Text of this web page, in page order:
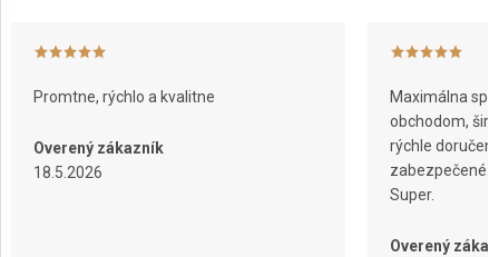
Promtne, rýchlo a kvalitne
Overený zákazník
18.5.2026
Maximálna
obchodom,
rýchle
zabezpečené
Super.
Overený